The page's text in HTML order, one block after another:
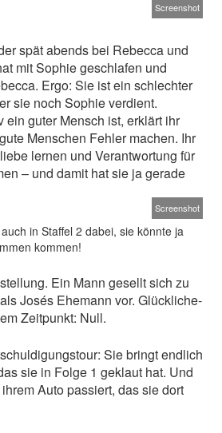
Screenshot
spät abends bei Rebecca und
mit Sophie geschlafen und
Ergo: Sie ist ein schlechter
sie noch Sophie verdient.
ein guter Mensch ist, erklärt ihr
Menschen Fehler machen. Ihr
lernen und Verantwortung für
– und damit hat sie ja gerade
Screenshot
in Staffel 2 dabei, sie könnte ja
kommen!
Ein Mann gesellt sich zu
Josés Ehemann vor. Glückliche-
Zeitpunkt: Null.
Sie bringt endlich
sie in Folge 1 geklaut hat. Und
Auto passiert, das sie dort